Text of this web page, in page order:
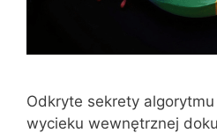
Odkryte sekrety
wycieku wewnętrznej